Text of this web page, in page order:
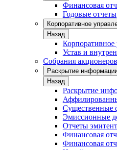
Финансовая
Годовые отчеты
Корпоративное
Назад
Корпоративное
Устав и
Собрания акционеров
Раскрытие
Назад
Раскрытие
Существенные
Эмиссионные
Отчеты
Финансовая
Финансовая